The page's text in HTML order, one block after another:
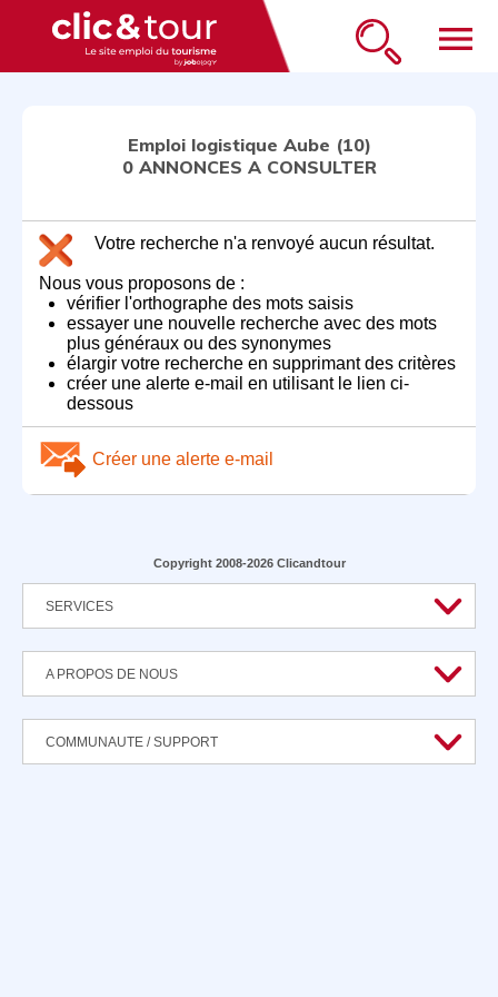
menu
Emploi logistique Aube (10)
0 ANNONCES A CONSULTER
Votre recherche n'a renvoyé aucun résultat.
Nous vous proposons de :
vérifier l'orthographe des mots saisis
essayer une nouvelle recherche avec des mots
plus généraux ou des synonymes
élargir votre recherche en supprimant des critères
créer une alerte e-mail en utilisant le lien ci-
dessous
Créer une alerte e-mail
Copyright 2008-2026 Clicandtour
SERVICES
A PROPOS DE NOUS
COMMUNAUTE / SUPPORT